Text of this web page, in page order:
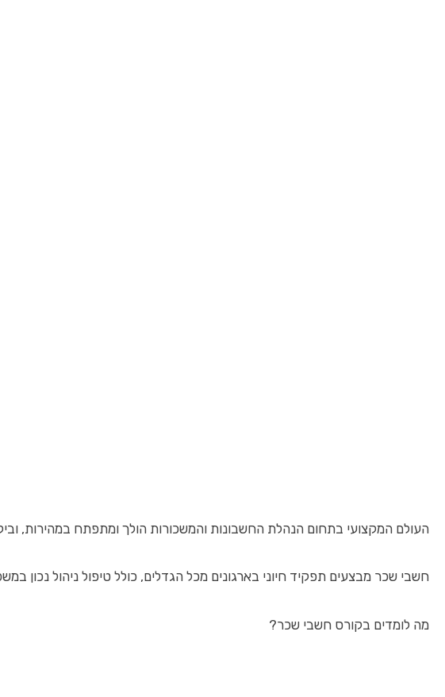
העולם המקצועי בתחום הנהלת החשבונות והמשכורות הולך ומתפתח במהירות,
חשבי שכר מבצעים תפקיד חיוני בארגונים מכל הגדלים, כולל טיפול ניהול נכון
מה לומדים בקורס חשבי שכר?